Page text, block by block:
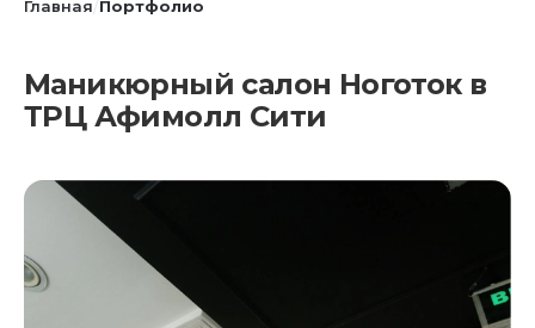
Главная /Портфолио
Маникюрный салон Ноготок в
ТРЦ Афимолл Сити
Я даю согласие на обработку персональных